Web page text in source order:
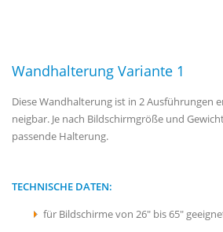
Wandhalterung Variante 1
Diese Wandhalterung ist in 2 Ausführungen
neigbar. Je nach Bildschirmgröße und
passende Halterung.
TECHNISCHE DATEN:
für Bildschirme von 26" bis 65"